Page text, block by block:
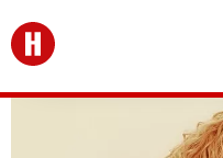
Перейти на главную